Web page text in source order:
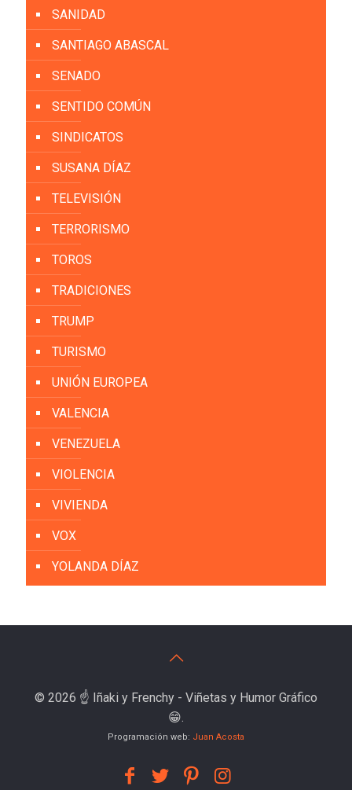
SANIDAD
SANTIAGO ABASCAL
SENADO
SENTIDO COMÚN
SINDICATOS
SUSANA DÍAZ
TELEVISIÓN
TERRORISMO
TOROS
TRADICIONES
TRUMP
TURISMO
UNIÓN EUROPEA
VALENCIA
VENEZUELA
VIOLENCIA
VIVIENDA
VOX
YOLANDA DÍAZ
© 2026 ☝️ Iñaki y Frenchy - Viñetas y Humor Gráfico
😁.
Programación web: Juan Acosta